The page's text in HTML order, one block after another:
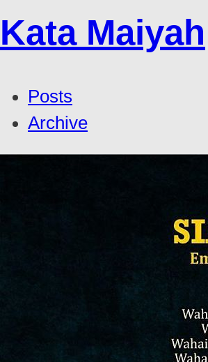
Kata Maiyah
Posts
Archive